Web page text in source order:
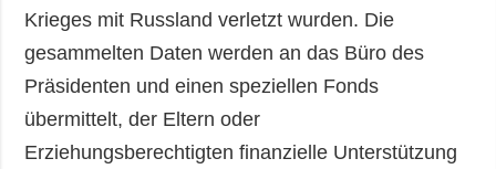
Krieges mit Russland verletzt wurden. Die
gesammelten Daten werden an das Büro des
Präsidenten und einen speziellen Fonds
übermittelt, der Eltern oder
Erziehungsberechtigten finanzielle Unterstützung